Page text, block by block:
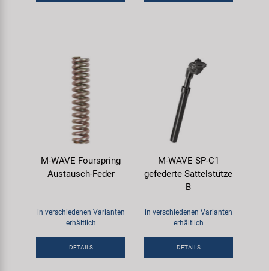
M-WAVE Fourspring
Austausch-Feder
in verschiedenen Varianten
erhältlich
DETAILS
M-WAVE SP-C1
gefederte Sattelstütze
B
in verschiedenen Varianten
erhältlich
DETAILS